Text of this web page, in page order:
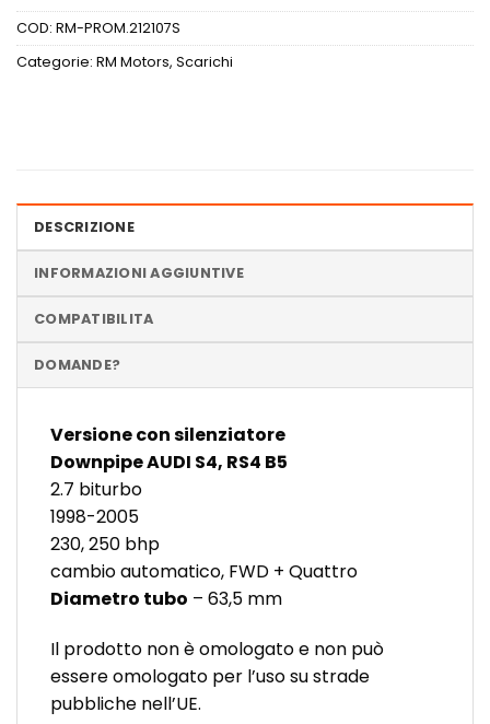
COD: RM-PROM.212107S
Categorie: RM Motors, Scarichi
DESCRIZIONE
INFORMAZIONI AGGIUNTIVE
COMPATIBILITA
DOMANDE?
Versione con silenziatore
Downpipe AUDI S4, RS4 B5
2.7 biturbo
1998-2005
230, 250 bhp
cambio automatico, FWD + Quattro
Diametro tubo – 63,5 mm
Il prodotto non è omologato e non può
essere omologato per l’uso su strade
pubbliche nell’UE.